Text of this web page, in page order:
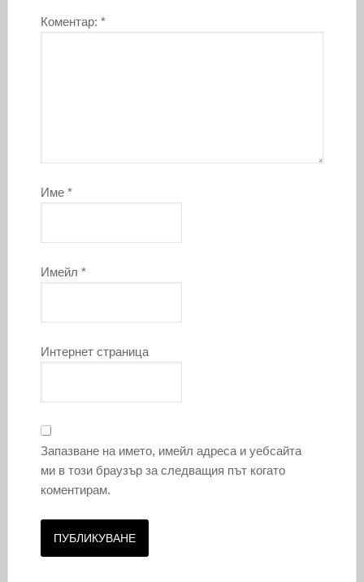
Коментар: *
Име *
Имейл *
Интернет страница
Запазване на името, имейл адреса и уебсайта
ми в този браузър за следващия път когато
коментирам.